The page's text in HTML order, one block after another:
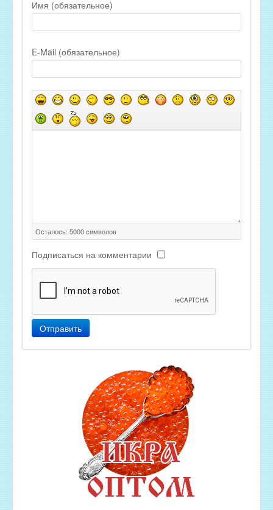
Имя (обязательное)
E-Mail (обязательное)
Осталось: 5000символов
Подписаться на комментарии
Отправить